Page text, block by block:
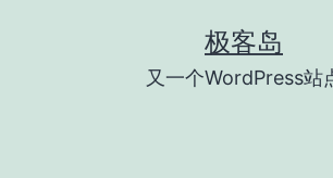
极客岛
又一个WordPress站